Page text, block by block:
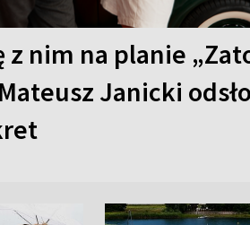
z nim na planie
Janicki